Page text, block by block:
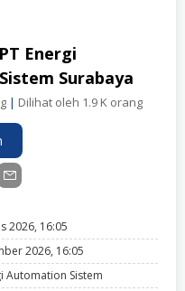
Energi
Surabaya
| Dilihat oleh 1.9 K orang
2026, 16:05
2026, 16:05
Automation Sistem